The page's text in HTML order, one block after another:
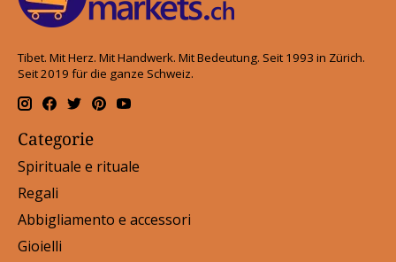
Tibet. Mit Herz. Mit Handwerk. Mit Bedeutung. Seit 1993 in Zürich.
Seit 2019 für die ganze Schweiz.
Categorie
Spirituale e rituale
Regali
Abbigliamento e accessori
Gioielli